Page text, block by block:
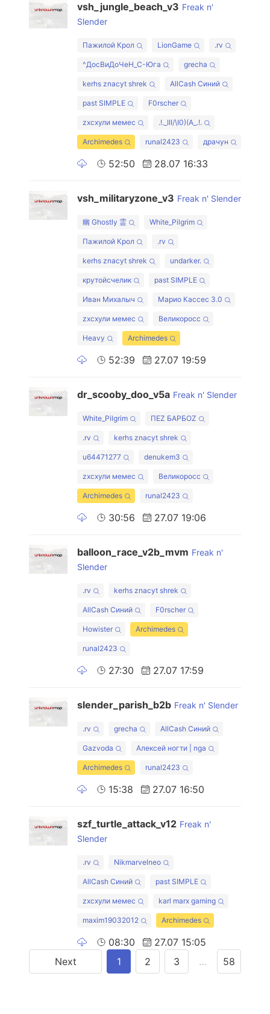
vsh_jungle_beach_v3 Freak n'
Slender
Пажилой Крол LionGame .rv
^ДосВиДоЧеН_С-Юга grecha
kerhs znacyt shrek AllCash Синий
past SIMPLE F0rscher
zxcхули мемес .!._III/\I0)(А_.!.
Archimedes runal2423 драчун
52:50 28.07 16:33
vsh_militaryzone_v3 Freak n' Slender
幽 Ghostly 霊 White_Pilgrim
Пажилой Крол .rv
kerhs znacyt shrek undarker.
крутойсчелик past SIMPLE
Иван Михалыч Марио Кассес 3.0
zxcхули мемес Великоросс
Heavy Archimedes
52:39 27.07 19:59
dr_scooby_doo_v5a Freak n' Slender
White_Pilgrim ПЕZ БАРБОZ
.rv kerhs znacyt shrek
u64471277 denukem3
zxcхули мемес Великоросс
Archimedes runal2423
30:56 27.07 19:06
balloon_race_v2b_mvm Freak n'
Slender
.rv kerhs znacyt shrek
AllCash Синий F0rscher
Howister Archimedes
runal2423
27:30 27.07 17:59
slender_parish_b2b Freak n' Slender
.rv grecha AllCash Синий
Gazvoda Алексей ногти | nga
Archimedes runal2423
15:38 27.07 16:50
szf_turtle_attack_v12 Freak n'
Slender
.rv Nikmarvelneo
AllCash Синий past SIMPLE
zxcхули мемес karl marx gaming
maxim19032012 Archimedes
08:30
27.07 15:05
Next
1 2 3 … 58